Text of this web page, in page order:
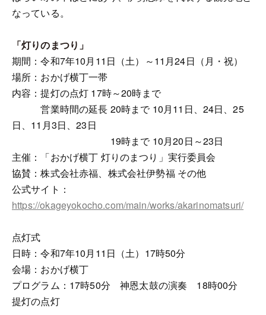
なっている。
「灯りのまつり」
期間：令和7年10月11日（土）～11月24日（月・祝）
場所：おかげ横丁一帯
内容：提灯の点灯 17時～20時まで
営業時間の延長 20時まで 10月11日、24日、25
日、11月3日、23日
19時まで 10月20日～23日
主催：「おかげ横丁 灯りのまつり」実行委員会
協賛：株式会社赤福、株式会社伊勢福 その他
公式サイト：
https://okageyokocho.com/main/works/akarinomatsuri/
点灯式
日時：令和7年10月11日（土）17時50分
会場：おかげ横丁
プログラム：17時50分 神恩太鼓の演奏 18時00分
提灯の点灯